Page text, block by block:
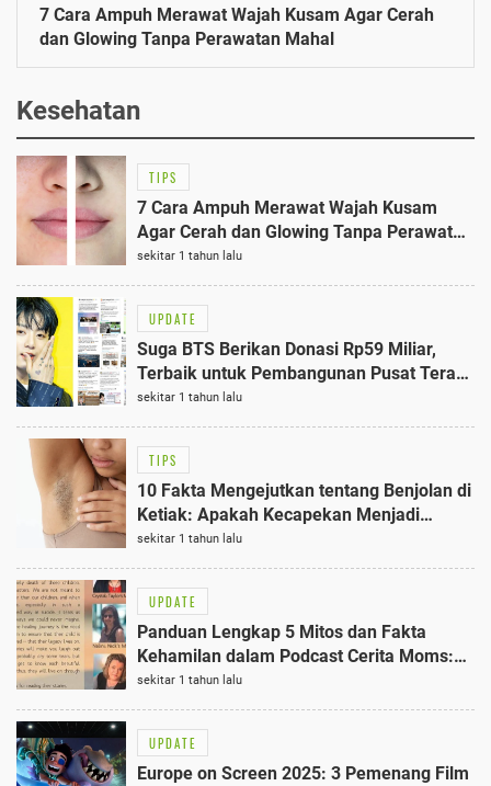
7 Cara Ampuh Merawat Wajah Kusam Agar Cerah
dan Glowing Tanpa Perawatan Mahal
Kesehatan
TIPS
7 Cara Ampuh Merawat Wajah Kusam
Agar Cerah dan Glowing Tanpa Perawatan
Mahal
sekitar 1 tahun lalu
UPDATE
Suga BTS Berikan Donasi Rp59 Miliar,
Terbaik untuk Pembangunan Pusat Terapi
Autisme di Korea
sekitar 1 tahun lalu
TIPS
10 Fakta Mengejutkan tentang Benjolan di
Ketiak: Apakah Kecapekan Menjadi
Penyebab?
sekitar 1 tahun lalu
UPDATE
Panduan Lengkap 5 Mitos dan Fakta
Kehamilan dalam Podcast Cerita Moms:
Informasi Terpercaya untuk Ibu Muda
sekitar 1 tahun lalu
UPDATE
Europe on Screen 2025: 3 Pemenang Film